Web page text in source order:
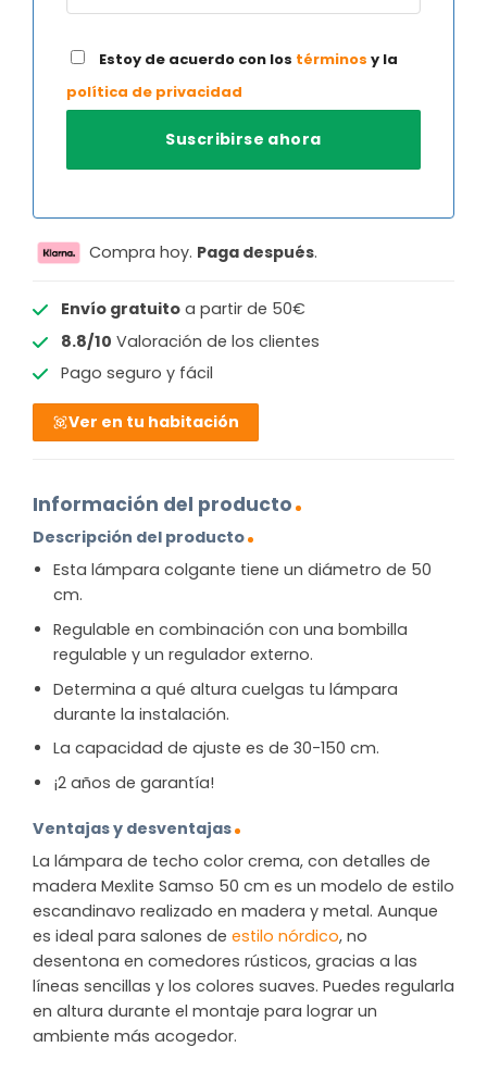
Estoy de acuerdo con los términos y la
política de privacidad
Compra hoy. Paga después.
Envío gratuitoa partir de 50€
8.8/10 Valoración de los clientes
Pago seguro y fácil
Ver en tu habitación
Información del producto
Descripción del producto
Esta lámpara colgante tiene un diámetro de 50
cm.
Regulable en combinación con una bombilla
regulable y un regulador externo.
Determina a qué altura cuelgas tu lámpara
durante la instalación.
La capacidad de ajuste es de 30-150 cm.
¡2 años de garantía!
Ventajas y desventajas
La lámpara de techo color crema, con detalles de
madera Mexlite Samso 50 cm es un modelo de estilo
escandinavo realizado en madera y metal. Aunque
es ideal para salones de estilo nórdico, no
desentona en comedores rústicos, gracias a las
líneas sencillas y los colores suaves. Puedes regularla
en altura durante el montaje para lograr un
ambiente más acogedor.